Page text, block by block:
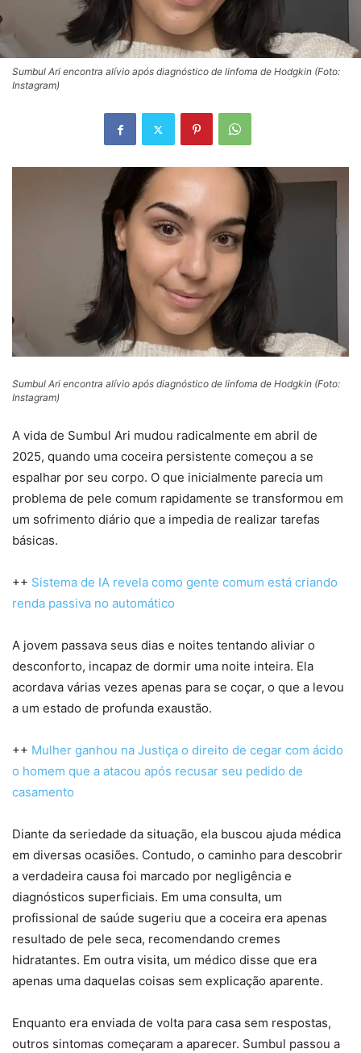
Sumbul Ari encontra alívio após diagnóstico de linfoma de Hodgkin (Foto:
Instagram)
Sumbul Ari encontra alívio após diagnóstico de linfoma de Hodgkin (Foto:
Instagram)
A vida de Sumbul Ari mudou radicalmente em abril de
2025, quando uma coceira persistente começou a se
espalhar por seu corpo. O que inicialmente parecia um
problema de pele comum rapidamente se transformou em
um sofrimento diário que a impedia de realizar tarefas
básicas.
++ Sistema de IA revela como gente comum está criando
renda passiva no automático
A jovem passava seus dias e noites tentando aliviar o
desconforto, incapaz de dormir uma noite inteira. Ela
acordava várias vezes apenas para se coçar, o que a levou
a um estado de profunda exaustão.
++ Mulher ganhou na Justiça o direito de cegar com ácido
o homem que a atacou após recusar seu pedido de
casamento
Diante da seriedade da situação, ela buscou ajuda médica
em diversas ocasiões. Contudo, o caminho para descobrir
a verdadeira causa foi marcado por negligência e
diagnósticos superficiais. Em uma consulta, um
profissional de saúde sugeriu que a coceira era apenas
resultado de pele seca, recomendando cremes
hidratantes. Em outra visita, um médico disse que era
apenas uma daquelas coisas sem explicação aparente.
Enquanto era enviada de volta para casa sem respostas,
outros sintomas começaram a aparecer. Sumbul passou a